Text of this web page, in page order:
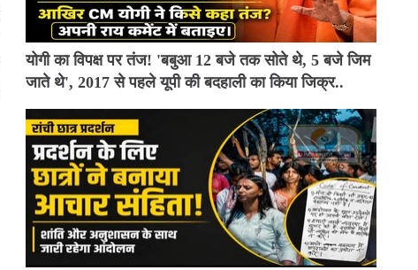
योगी का विपक्ष पर तंज! 'बबुआ 12 बजे तक सोते थे, 5 बजे जिम
जाते थे', 2017 से पहले यूपी की बदहाली का किया जिक्र..